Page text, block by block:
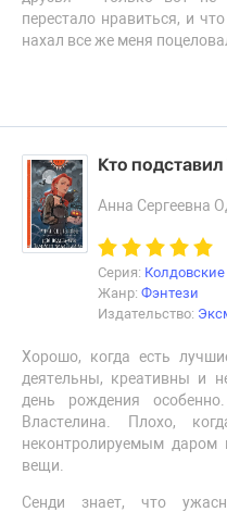
перестало нравиться, и
нахал все же меня
Кто
Анна Сергеевна
Серия:
Жанр: Фэнтези
Издательство:
Хорошо, когда есть
деятельны, креативны и
день рождения
Властелина. Плохо,
неконтролируемым
вещи.
Сенди знает, что